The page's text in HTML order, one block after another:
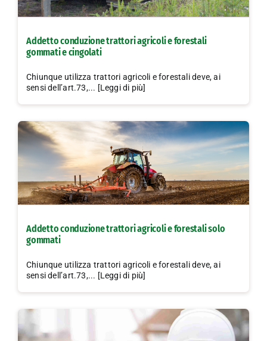
Addetto conduzione trattori agricoli e forestali
gommati e cingolati
Chiunque utilizza trattori agricoli e forestali deve, ai
sensi dell’art.73,... [Leggi di più]
Addetto conduzione trattori agricoli e forestali solo
gommati
Chiunque utilizza trattori agricoli e forestali deve, ai
sensi dell’art.73,... [Leggi di più]